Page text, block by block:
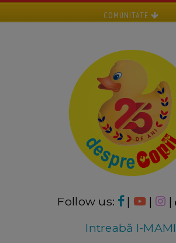
COMUNITATE
Follow us: | | |
Intreabă I-MAMI